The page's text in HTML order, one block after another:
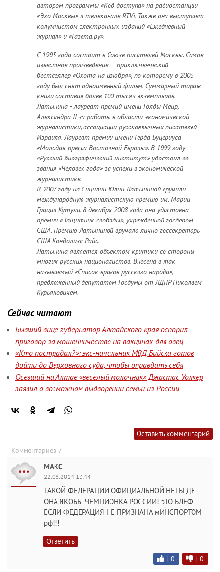
автором программы «Код доступа» на радиостанции
«Эхо Москвы» и телеканале RTVi. Также она выступает
колумнистом электронных изданий «Ежедневный
журнал» и «Газета.ру».
С 1995 года состоит в Союзе писателей Москвы. Самое
известное произведение — приключенческий
бестселлер «Охота на изюбря», по которому в 2005
году был снят одноименный фильм. Суммарный тираж
книги составил более 100 тысяч экземпляров.
Латынина - лауреат премий имени Голды Меир,
Александра II за работы в области экономической
журналистики, ассоциации русскоязычных писателей
Израиля. Лауреат премии имени Герда Буцериуса
«Молодая пресса Восточной Европы». В 1999 году
«Русский биографический институт» удостоил ее
звания «Человек года» за успехи в экономической
журналистике.
В 2007 году на Сицилии Юлии Латыниной вручили
международную журналистскую премию им. Марии
Грации Кутули. 8 декабря 2008 года она удостоена
премии «Защитник свободы», учрежденной госдепом
США. Премию Латыниной вручала лично госсекретарь
США Кондолиза Райс.
Латынина является объектом критики со стороны
многих русских националистов. Внесена в так
называемый «Список врагов русского народа»,
предложенный депутатом Госдумы от ЛДПР Николаем
Курьяновичем.
Сейчас читают
Бывший вице-губернатор Алтайского края оспорил
приговор за мошенничество на вакцинах для овец
«Кто пострадал?»: экс-начальник МВД Бийска готов
дойти до Верховного суда, чтобы оправдать себя
Осевший на Алтае «веселый молочник» Джастас Уолкер
заявил о возможном выдворении семьи из России
Оставить комментарий
Комментариев 7
МАКС
22.08.2014 13:44
ТАКОЙ ФЕДЕРАЦИИ ОФИЦИАЛЬНОЙ НЕТБГДЕ
ОНА ЯКОБЫ ЧЕМПИОНКА РОССИИ! эТО БЛЕФ-
ЕСЛИ ФЕДЕРАЦИЯ НЕ ПРИЗНАНА мИНСПОРТОМ
рф!!!
Ответить
| 0 | 0